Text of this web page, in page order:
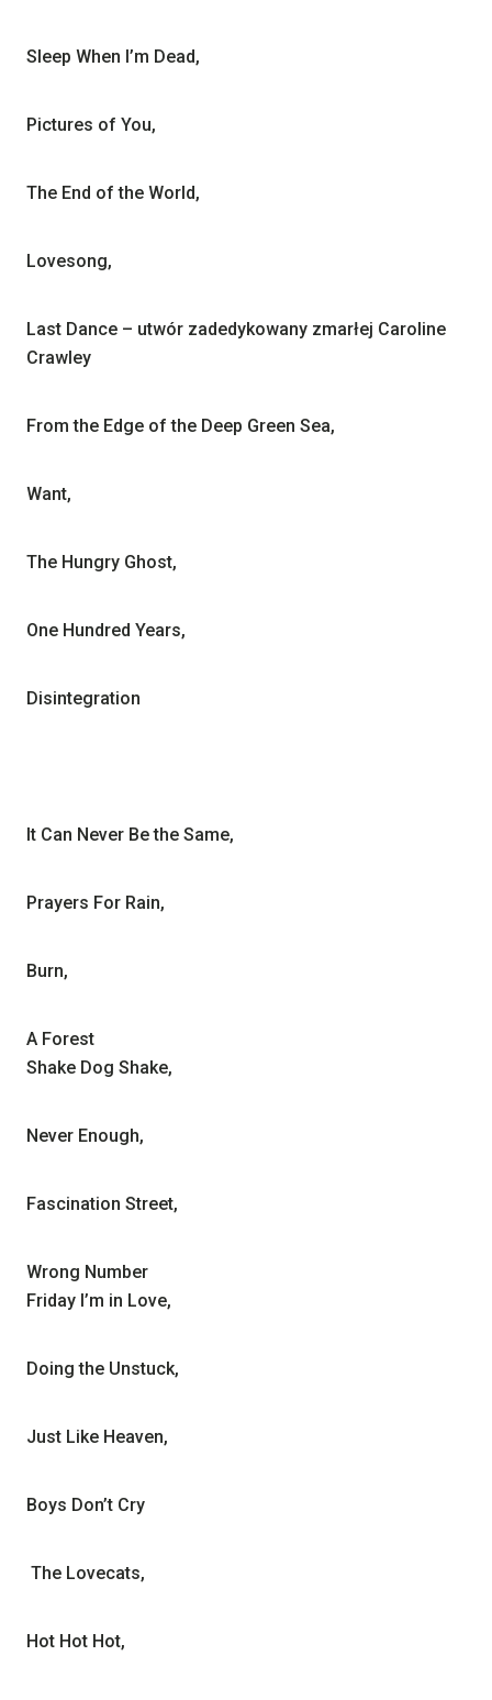
Sleep When I’m Dead,
Pictures of You,
The End of the World,
Lovesong,
Last Dance – utwór zadedykowany zmarłej Caroline
Crawley
From the Edge of the Deep Green Sea,
Want,
The Hungry Ghost,
One Hundred Years,
Disintegration
It Can Never Be the Same,
Prayers For Rain,
Burn,
A Forest
Shake Dog Shake,
Never Enough,
Fascination Street,
Wrong Number
Friday I’m in Love,
Doing the Unstuck,
Just Like Heaven,
Boys Don’t Cry
The Lovecats,
Hot Hot Hot,